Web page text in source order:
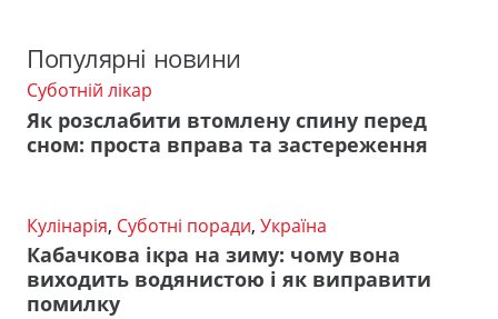
Популярні новини
Суботній лікар
Як розслабити втомлену спину перед
сном: проста вправа та застереження
Кулінарія, Суботні поради, Україна
Кабачкова ікра на зиму: чому вона
виходить водянистою і як виправити
помилку